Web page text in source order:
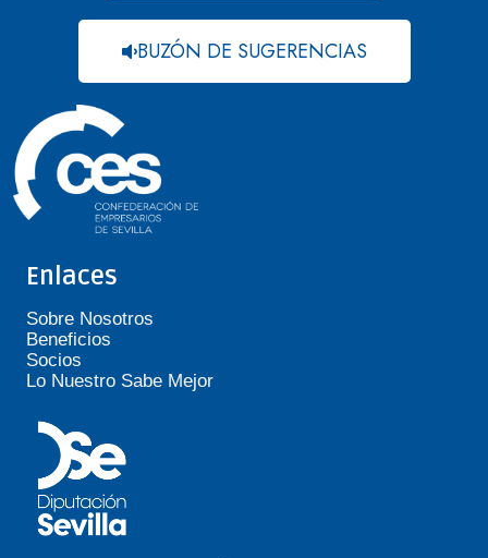
BUZÓN DE SUGERENCIAS
Enlaces
Sobre Nosotros
Beneficios
Socios
Lo Nuestro Sabe Mejor